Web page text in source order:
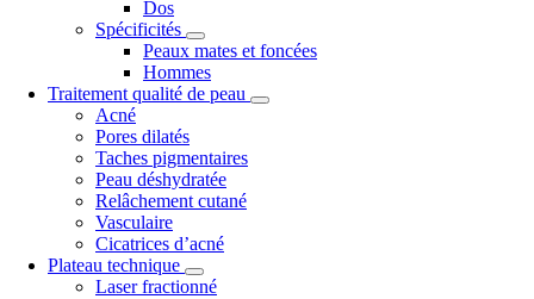
Dos
Spécificités
Peaux mates et foncées
Hommes
Traitement qualité de peau
Acné
Pores dilatés
Taches pigmentaires
Peau déshydratée
Relâchement cutané
Vasculaire
Cicatrices d’acné
Plateau technique
Laser fractionné